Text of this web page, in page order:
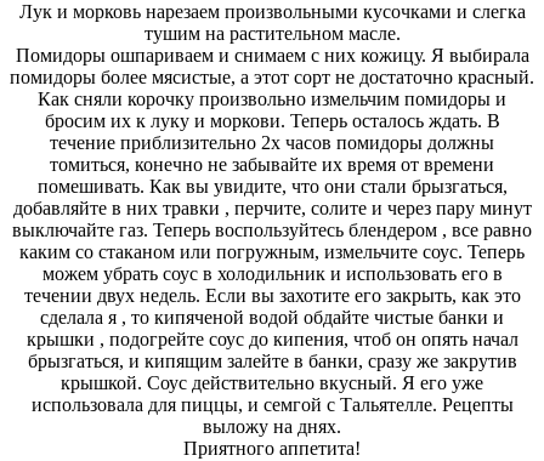
Лук и морковь нарезаем произвольными кусочками и слегка
тушим на растительном масле.
Помидоры ошпариваем и снимаем с них кожицу. Я выбирала
помидоры более мясистые, а этот сорт не достаточно красный.
Как сняли корочку произвольно измельчим помидоры и
бросим их к луку и моркови. Теперь осталось ждать. В
течение приблизительно 2х часов помидоры должны
томиться, конечно не забывайте их время от времени
помешивать. Как вы увидите, что они стали брызгаться,
добавляйте в них травки , перчите, солите и через пару минут
выключайте газ. Теперь воспользуйтесь блендером , все равно
каким со стаканом или погружным, измельчите соус. Теперь
можем убрать соус в холодильник и использовать его в
течении двух недель. Если вы захотите его закрыть, как это
сделала я , то кипяченой водой обдайте чистые банки и
крышки , подогрейте соус до кипения, чтоб он опять начал
брызгаться, и кипящим залейте в банки, сразу же закрутив
крышкой. Соус действительно вкусный. Я его уже
использовала для пиццы, и семгой с Тальятелле. Рецепты
выложу на днях.
Приятного аппетита!